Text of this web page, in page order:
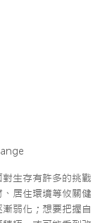
生存有許多的挑戰
居住環境等攸關健
弱化；想要把握自